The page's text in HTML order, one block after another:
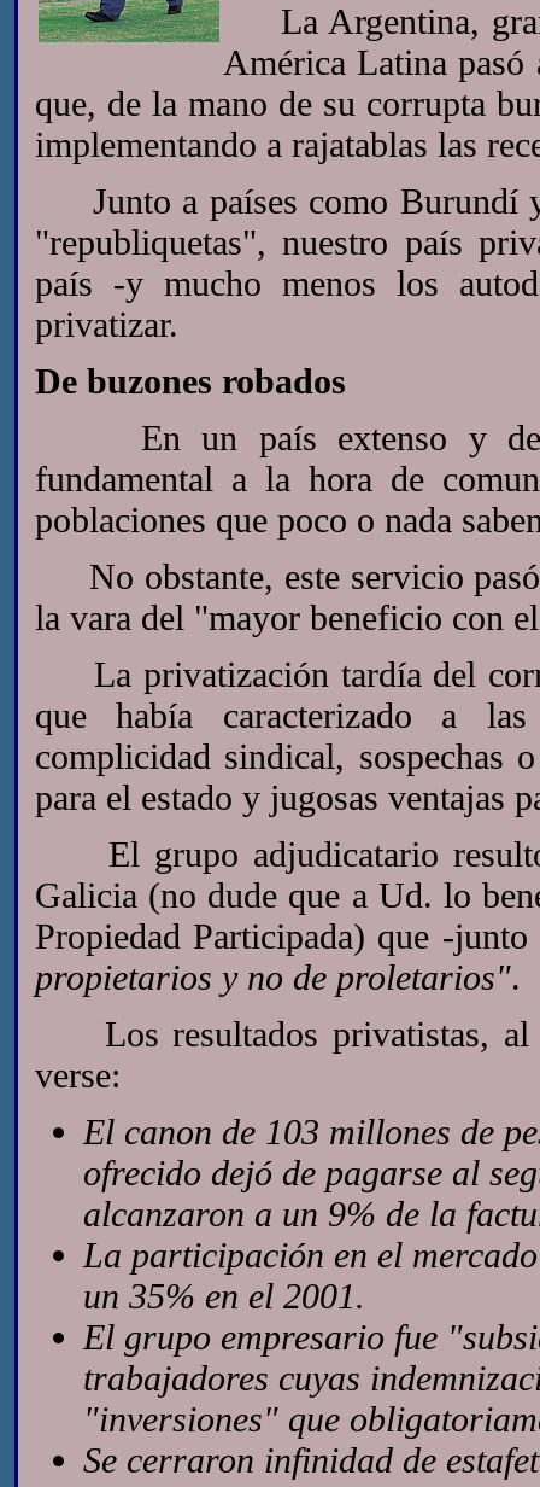
La Argentina,
América Latina pasó
que, de la mano de su corrupta
implementando a rajatablas las
Junto a países como Burundí
"republiquetas", nuestro país
país -y mucho menos los
privatizar.
De buzones robados
En un país extenso y
fundamental a la hora de
poblaciones que poco o nada
No obstante, este servicio
la vara del "mayor beneficio con
La privatización tardía del
que había caracterizado a las
complicidad sindical, sospechas
para el estado y jugosas ventajas
El grupo adjudicatario
Galicia (no dude que a Ud. lo
Propiedad Participada) que -
propietarios y no de proletarios".
Los resultados privatistas, al
verse:
El canon de 103 millones de
ofrecido dejó de pagarse al
alcanzaron a un 9% de la
La participación en el
un 35% en el 2001.
El grupo empresario fue
trabajadores cuyas
"inversiones" que
Se cerraron infinidad de